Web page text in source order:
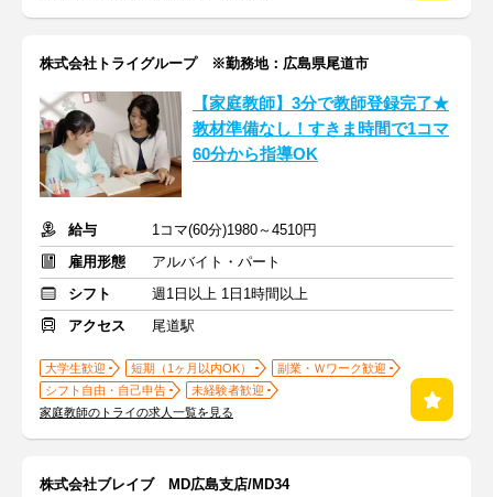
株式会社トライグループ ※勤務地：広島県尾道市
【家庭教師】3分で教師登録完了★
教材準備なし！すきま時間で1コマ
60分から指導OK
給与
1コマ(60分)1980～4510円
雇用形態
アルバイト・パート
シフト
週1日以上 1日1時間以上
アクセス
尾道駅
大学生歓迎 短期（1ヶ月以内OK）
副業・Ｗワーク歓迎
シフト自由・自己申告
未経験者歓迎
家庭教師のトライの求人一覧を見る
株式会社ブレイブ MD広島支店/MD34